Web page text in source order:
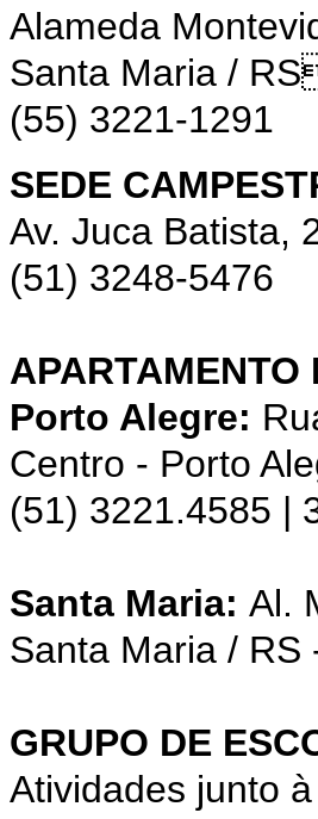
Alameda
Santa Maria /
(55) 3221-1291
SEDE
Av. Juca Batista,
(51) 3248-5476
APARTAMENTO
Porto Alegre:
Centro - Porto
(51) 3221.4585 |
Santa Maria: Al.
Santa Maria /
GRUPO DE
Atividades junto